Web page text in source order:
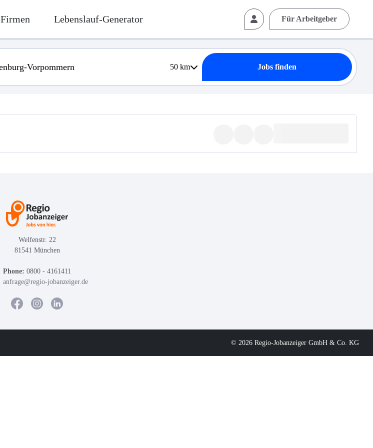
Firmen Lebenslauf-Generator Für Arbeitgeber
50km Jobs finden
Welfenstr. 22
81541 München
Phone: 0800 - 4161411
anfrage@regio-jobanzeiger.de
© 2026 Regio-Jobanzeiger GmbH & Co. KG